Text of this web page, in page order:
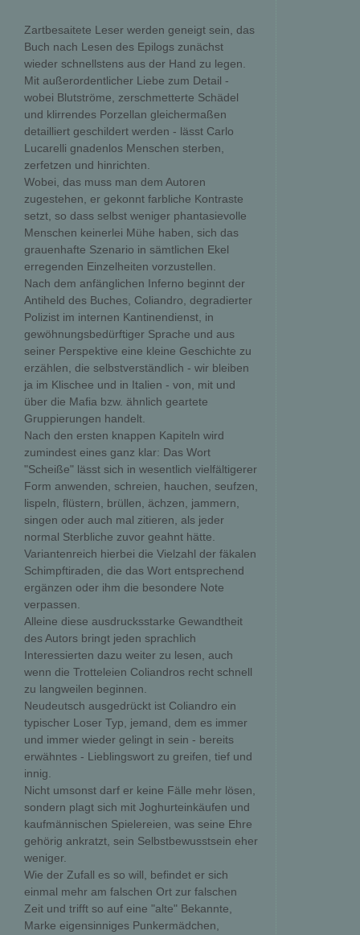
Zartbesaitete Leser werden geneigt sein, das
Buch nach Lesen des Epilogs zunächst
wieder schnellstens aus der Hand zu legen.
Mit außerordentlicher Liebe zum Detail -
wobei Blutströme, zerschmetterte Schädel
und klirrendes Porzellan gleichermaßen
detailliert geschildert werden - lässt Carlo
Lucarelli gnadenlos Menschen sterben,
zerfetzen und hinrichten.
Wobei, das muss man dem Autoren
zugestehen, er gekonnt farbliche Kontraste
setzt, so dass selbst weniger phantasievolle
Menschen keinerlei Mühe haben, sich das
grauenhafte Szenario in sämtlichen Ekel
erregenden Einzelheiten vorzustellen.
Nach dem anfänglichen Inferno beginnt der
Antiheld des Buches, Coliandro, degradierter
Polizist im internen Kantinendienst, in
gewöhnungsbedürftiger Sprache und aus
seiner Perspektive eine kleine Geschichte zu
erzählen, die selbstverständlich - wir bleiben
ja im Klischee und in Italien - von, mit und
über die Mafia bzw. ähnlich geartete
Gruppierungen handelt.
Nach den ersten knappen Kapiteln wird
zumindest eines ganz klar: Das Wort
"Scheiße" lässt sich in wesentlich vielfältigerer
Form anwenden, schreien, hauchen, seufzen,
lispeln, flüstern, brüllen, ächzen, jammern,
singen oder auch mal zitieren, als jeder
normal Sterbliche zuvor geahnt hätte.
Variantenreich hierbei die Vielzahl der fäkalen
Schimpftiraden, die das Wort entsprechend
ergänzen oder ihm die besondere Note
verpassen.
Alleine diese ausdrucksstarke Gewandtheit
des Autors bringt jeden sprachlich
Interessierten dazu weiter zu lesen, auch
wenn die Trotteleien Coliandros recht schnell
zu langweilen beginnen.
Neudeutsch ausgedrückt ist Coliandro ein
typischer Loser Typ, jemand, dem es immer
und immer wieder gelingt in sein - bereits
erwähntes - Lieblingswort zu greifen, tief und
innig.
Nicht umsonst darf er keine Fälle mehr lösen,
sondern plagt sich mit Joghurteinkäufen und
kaufmännischen Spielereien, was seine Ehre
gehörig ankratzt, sein Selbstbewusstsein eher
weniger.
Wie der Zufall es so will, befindet er sich
einmal mehr am falschen Ort zur falschen
Zeit und trifft so auf eine "alte" Bekannte,
Marke eigensinniges Punkermädchen,